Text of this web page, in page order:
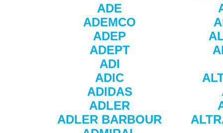
ADE
ADEMCO
ADEP
ADEPT
ADI
ADIC
ADIDAS
ADLER
ADLER BARBOUR